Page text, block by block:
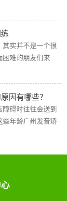
其实并不是一个很
困难的朋友们来
因有哪些？
碍时往往会送到
些年龄广州发音矫